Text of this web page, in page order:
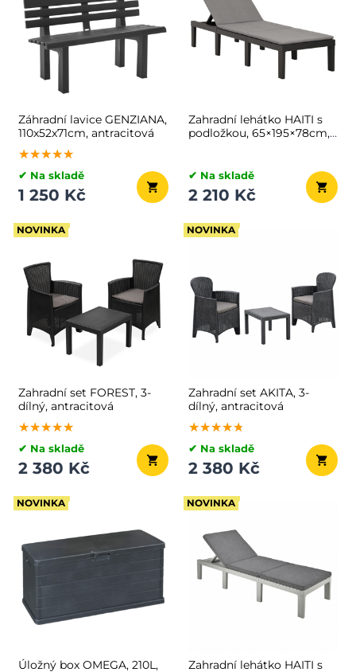
Záhradní lavice GENZIANA,
110x52x71cm, antracitová
★★★★★
★★★★★
★★★★★
✔ Na skladě
1 250 Kč
Zahradní lehátko HAITI s
podložkou, 65×195×78cm,
✔ Na skladě
2 210 Kč
NOVINKA
Zahradní set FOREST, 3-
dílný, antracitová
★★★★★
★★★★★
★★★★★
✔ Na skladě
2 380 Kč
NOVINKA
Zahradní set AKITA, 3-
dílný, antracitová
★★★★★
★★★★★
★★★★★
✔ Na skladě
2 380 Kč
NOVINKA
Úložný box OMEGA, 210L,
NOVINKA
Zahradní lehátko HAITI s